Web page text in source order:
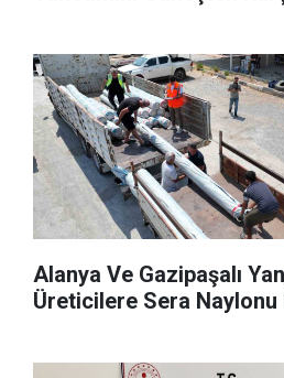
Alanya Ve Gazipaşalı
Üreticilere Sera Naylonu